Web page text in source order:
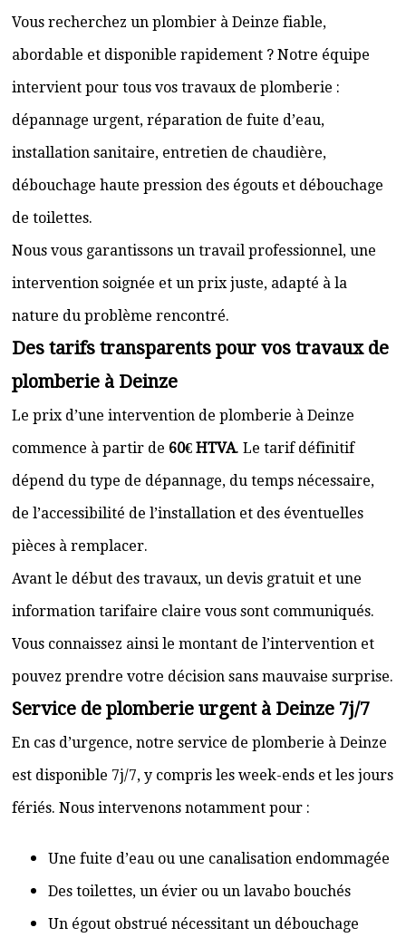
Vous recherchez un plombier à Deinze fiable,
abordable et disponible rapidement ? Notre équipe
intervient pour tous vos travaux de plomberie :
dépannage urgent, réparation de fuite d’eau,
installation sanitaire, entretien de chaudière,
débouchage haute pression des égouts et débouchage
de toilettes.
Nous vous garantissons un travail professionnel, une
intervention soignée et un prix juste, adapté à la
nature du problème rencontré.
Des tarifs transparents pour vos travaux de
plomberie à Deinze
Le prix d’une intervention de plomberie à Deinze
commence à partir de 60€ HTVA. Le tarif définitif
dépend du type de dépannage, du temps nécessaire,
de l’accessibilité de l’installation et des éventuelles
pièces à remplacer.
Avant le début des travaux, un devis gratuit et une
information tarifaire claire vous sont communiqués.
Vous connaissez ainsi le montant de l’intervention et
pouvez prendre votre décision sans mauvaise surprise.
Service de plomberie urgent à Deinze 7j/7
En cas d’urgence, notre service de plomberie à Deinze
est disponible 7j/7, y compris les week-ends et les jours
fériés. Nous intervenons notamment pour :
Une fuite d’eau ou une canalisation endommagée
Des toilettes, un évier ou un lavabo bouchés
Un égout obstrué nécessitant un débouchage